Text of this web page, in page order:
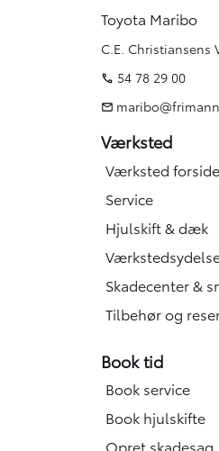
Toyota Maribo
C.E. Christiansens
54 78 29 00
Værksted
Værksted forside
Service
Hjulskift & dæk
Skadecenter &
Tilbehør og
Book tid
Book service
Book hjulskifte
Opret skadesag